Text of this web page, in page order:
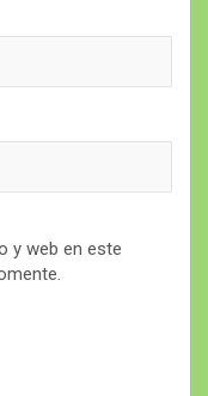
y web en este